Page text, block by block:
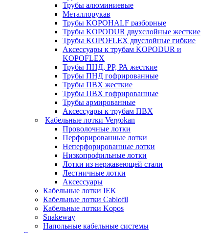
Трубы алюминиевые
Металлорукав
Трубы KOPOHALF разборные
Трубы KOPODUR двухслойные жесткие
Трубы KOPOFLEX двуслойные гибкие
Аксессуары к трубам KOPODUR и
KOPOFLEX
Трубы ПНД, РР, РА жесткие
Трубы ПНД гофрированные
Трубы ПВХ жесткие
Трубы ПВХ гофрированные
Трубы армированные
Аксессуары к трубам ПВХ
Кабельные лотки Vergokan
Проволочные лотки
Перфорированные лотки
Неперфорированные лотки
Низкопрофильные лотки
Лотки из нержавеющей стали
Лестничные лотки
Аксессуары
Кабельные лотки IEK
Кабельные лотки Cablofil
Кабельные лотки Kopos
Snakeway
Напольные кабельные системы